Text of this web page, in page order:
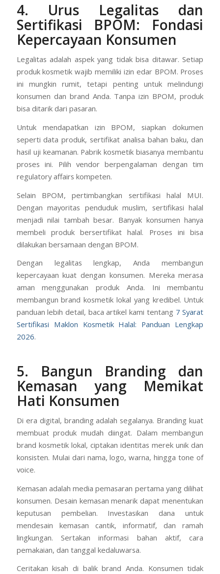
4. Urus Legalitas dan
Sertifikasi BPOM: Fondasi
Kepercayaan Konsumen
Legalitas adalah aspek yang tidak bisa ditawar. Setiap
produk kosmetik wajib memiliki izin edar BPOM. Proses
ini mungkin rumit, tetapi penting untuk melindungi
konsumen dan brand Anda. Tanpa izin BPOM, produk
bisa ditarik dari pasaran.
Untuk mendapatkan izin BPOM, siapkan dokumen
seperti data produk, sertifikat analisa bahan baku, dan
hasil uji keamanan. Pabrik kosmetik biasanya membantu
proses ini. Pilih vendor berpengalaman dengan tim
regulatory affairs kompeten.
Selain BPOM, pertimbangkan sertifikasi halal MUI.
Dengan mayoritas penduduk muslim, sertifikasi halal
menjadi nilai tambah besar. Banyak konsumen hanya
membeli produk bersertifikat halal. Proses ini bisa
dilakukan bersamaan dengan BPOM.
Dengan legalitas lengkap, Anda membangun
kepercayaan kuat dengan konsumen. Mereka merasa
aman menggunakan produk Anda. Ini membantu
membangun brand kosmetik lokal yang kredibel. Untuk
panduan lebih detail, baca artikel kami tentang 7 Syarat
Sertifikasi Maklon Kosmetik Halal: Panduan Lengkap
2026.
5. Bangun Branding dan
Kemasan yang Memikat
Hati Konsumen
Di era digital, branding adalah segalanya. Branding kuat
membuat produk mudah diingat. Dalam membangun
brand kosmetik lokal, ciptakan identitas merek unik dan
konsisten. Mulai dari nama, logo, warna, hingga tone of
voice.
Kemasan adalah media pemasaran pertama yang dilihat
konsumen. Desain kemasan menarik dapat menentukan
keputusan pembelian. Investasikan dana untuk
mendesain kemasan cantik, informatif, dan ramah
lingkungan. Sertakan informasi bahan aktif, cara
pemakaian, dan tanggal kedaluwarsa.
Ceritakan kisah di balik brand Anda. Konsumen tidak